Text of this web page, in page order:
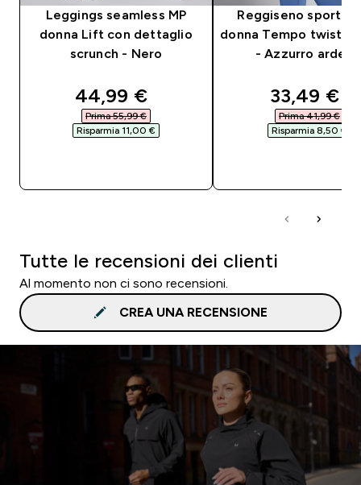
Leggings seamless MP
donna Lift con dettaglio
scrunch - Nero
discounted price
44,99 €‎
Prima 55,99 €‎
Risparmia 11,00 €‎
Reggiseno sportivo
donna Tempo twist
- Azzurro
33,49 €‎
Prima 41,99 €‎
Risparmia 8,50 €‎
Tutte le recensioni dei clienti
Al momento non ci sono recensioni.
CREA UNA RECENSIONE